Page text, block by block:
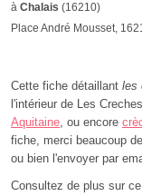
à Chalais (16210)
Place André Mousset,
Cette fiche détaillant les
l'intérieur de Les
Aquitaine, ou encore
fiche, merci beaucoup
ou bien l'envoyer par
Consultez de plus sur